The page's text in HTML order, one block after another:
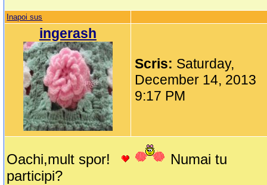
Inapoi sus
ingerash
Scris: Saturday,
December 14, 2013
9:17 PM
Oachi,mult spor!
Numai tu
participi?